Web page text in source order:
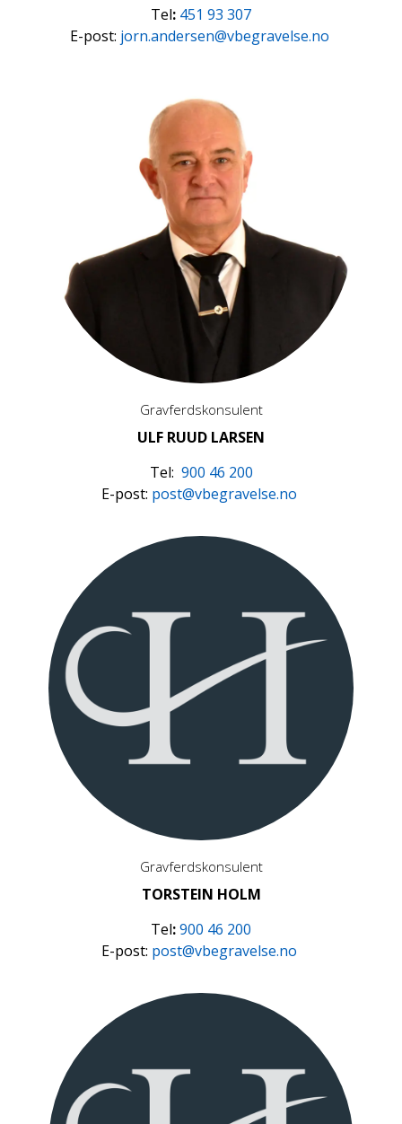
Tel: 451 93 307
E-post: jorn.andersen@vbegravelse.no
Gravferdskonsulent
ULF RUUD LARSEN
Tel: 900 46 200
E-post: post@vbegravelse.no
Gravferdskonsulent
TORSTEIN HOLM
Tel:900 46 200
E-post: post@vbegravelse.no